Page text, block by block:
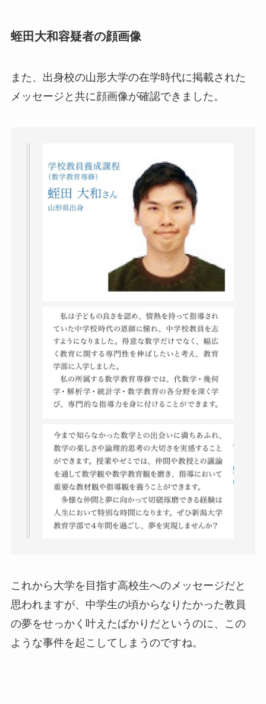
蛭田大和容疑者の顔画像
また、出身校の山形大学の在学時代に掲載された
メッセージと共に顔画像が確認できました。
これから大学を目指す高校生へのメッセージだと
思われますが、中学生の頃からなりたかった教員
の夢をせっかく叶えたばかりだというのに、この
ような事件を起こしてしまうのですね。